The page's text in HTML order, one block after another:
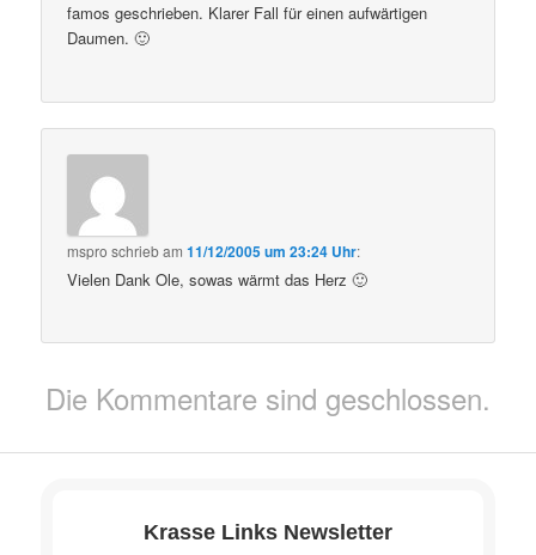
famos geschrieben. Klarer Fall für einen aufwärtigen
Daumen. 🙂
mspro schriebam11/12/2005 um 23:24 Uhr:
Vielen Dank Ole, sowas wärmt das Herz 🙂
Die Kommentare sind geschlossen.
Krasse Links Newsletter